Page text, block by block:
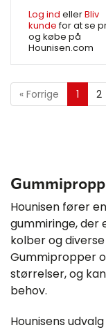
Log ind ellerBliv
kundefor at se
og købe på
Hounisen.com
« Forrige 1 2
Hounisen fører
gummiringe, der
kolber og
Gummipropper
størrelser, og
behov.
Hounisens